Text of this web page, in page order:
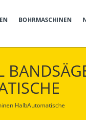
BOHRMASCHINEN
HalbAutomatische